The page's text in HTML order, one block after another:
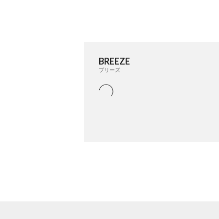
BREEZE
ブリーズ